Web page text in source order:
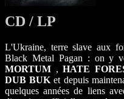
CD / LP
L'Ukraine, terre slave aux
Black Metal Pagan : on y
MORTUM ,HATE
DUB BUK et depuis
quelques années de liens